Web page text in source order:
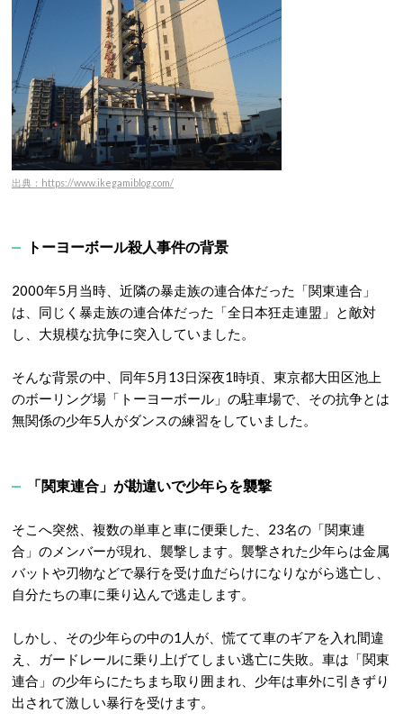
出典：https://www.ikegamiblog.com/
トーヨーボール殺人事件の背景
2000年5月当時、近隣の暴走族の連合体だった「関東連合」
は、同じく暴走族の連合体だった「全日本狂走連盟」と敵対
し、大規模な抗争に突入していました。
そんな背景の中、同年5月13日深夜1時頃、東京都大田区池上
のボーリング場「トーヨーボール」の駐車場で、その抗争とは
無関係の少年5人がダンスの練習をしていました。
「関東連合」が勘違いで少年らを襲撃
そこへ突然、複数の単車と車に便乗した、23名の「関東連
合」のメンバーが現れ、襲撃します。襲撃された少年らは金属
バットや刃物などで暴行を受け血だらけになりながら逃亡し、
自分たちの車に乗り込んで逃走します。
しかし、その少年らの中の1人が、慌てて車のギアを入れ間違
え、ガードレールに乗り上げてしまい逃亡に失敗。車は「関東
連合」の少年らにたちまち取り囲まれ、少年は車外に引きずり
出されて激しい暴行を受けます。